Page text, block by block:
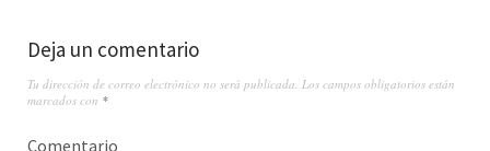
Deja un comentario
Tu dirección de correo electrónico no será publicada. Los campos obligatorios están
marcados con *
Comentario